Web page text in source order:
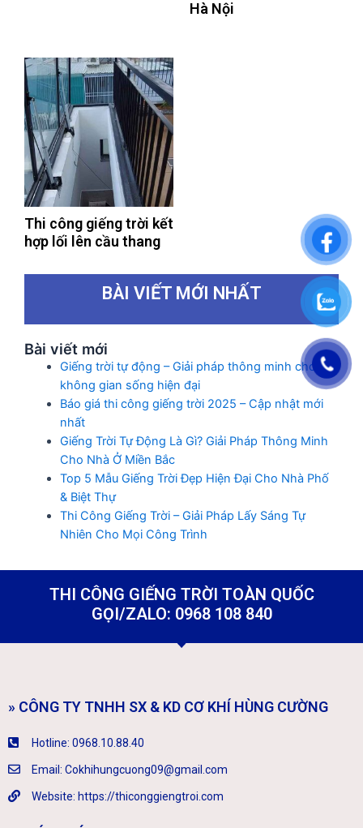
Hà Nội
Thi công giếng trời kết
hợp lối lên cầu thang
BÀI VIẾT MỚI NHẤT
Bài viết mới
Giếng trời tự động – Giải pháp thông minh cho
không gian sống hiện đại
Báo giá thi công giếng trời 2025 – Cập nhật mới
nhất
Giếng Trời Tự Động Là Gì? Giải Pháp Thông Minh
Cho Nhà Ở Miền Bắc
Top 5 Mẫu Giếng Trời Đẹp Hiện Đại Cho Nhà Phố
& Biệt Thự
Thi Công Giếng Trời – Giải Pháp Lấy Sáng Tự
Nhiên Cho Mọi Công Trình
THI CÔNG GIẾNG TRỜI TOÀN QUỐC
GỌI/ZALO: 0968 108 840
» CÔNG TY TNHH SX & KD CƠ KHÍ HÙNG CƯỜNG
Hotline: 0968.10.88.40
Email: Cokhihungcuong09@gmail.com
Website: https://thiconggiengtroi.com